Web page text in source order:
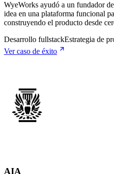
WyeWorks ayudó a un fundador
idea en una plataforma funcional
construyendo el producto desde
Desarrollo fullstackEstrategia de
Ver caso de éxito
AIA